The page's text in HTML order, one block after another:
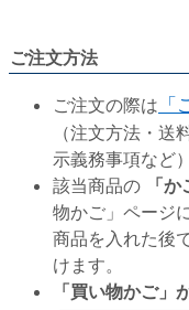
ご注文方法
ご注文の際は 「
（注文方法・
示義務事項など）
該当商品の
「
物かご」ページ
商品を入れた後
けます。
「買い物かご」